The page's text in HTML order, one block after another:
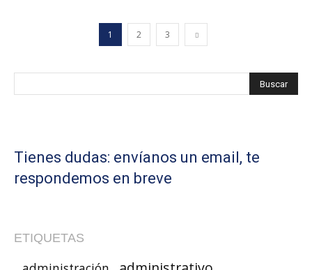
1 2 3
Tienes dudas: envíanos un email, te
respondemos en breve
ETIQUETAS